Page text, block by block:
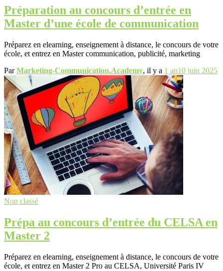
Préparation au concours d’entrée en
Master d’une école de communication
Préparez en elearning, enseignement à distance, le concours de votre
école, et entrez en Master communication, publicité, marketing
ParMarketing-Communication.Academy, il y a 1 an10 juin 2025
Non classé
Prépa au concours d’entrée du CELSA en
Master 2
Préparez en elearning, enseignement à distance, le concours de votre
école, et entrez en Master 2 Pro au CELSA, Université Paris IV